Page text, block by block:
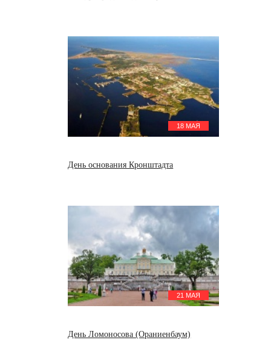
18 МАЯ
День основания Кронштадта
21 МАЯ
День Ломоносова (Ораниенбаум)